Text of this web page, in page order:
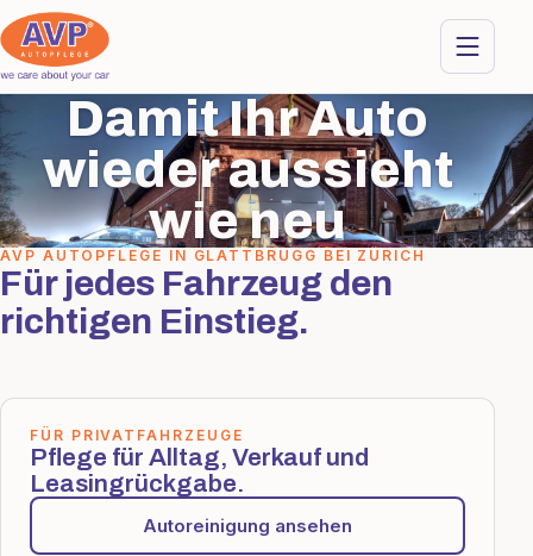
Damit Ihr Auto
wieder aussieht
wie neu
AVP AUTOPFLEGE IN GLATTBRUGG BEI ZÜRICH
Für jedes Fahrzeug den
richtigen Einstieg.
FÜR PRIVATFAHRZEUGE
Pflege für Alltag, Verkauf und
Leasingrückgabe.
Autoreinigung ansehen